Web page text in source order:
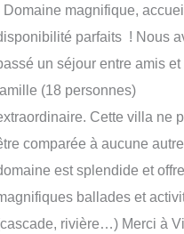
Domaine magnifique,
parfaits ! Nous
un séjour entre amis et
(18 personnes)
Cette villa ne
comparée à aucune
est splendide et
ballades et
rivière…) Merci à